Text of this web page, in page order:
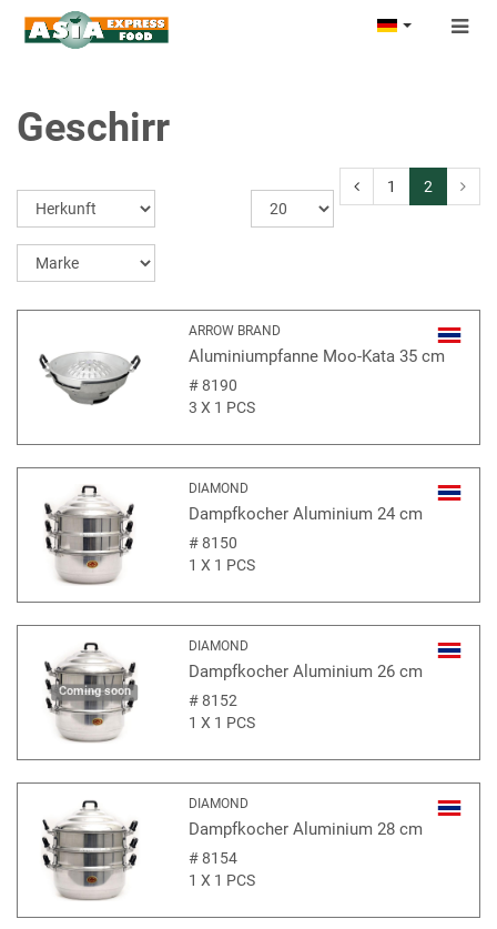
Geschirr
1 2
ARROW BRAND
Aluminiumpfanne Moo-Kata 35 cm
#8190
3 X 1 PCS
DIAMOND
Dampfkocher Aluminium 24 cm
#8150
1 X 1 PCS
Coming soon
DIAMOND
Dampfkocher Aluminium 26 cm
#8152
1 X 1 PCS
DIAMOND
Dampfkocher Aluminium 28 cm
#8154
1 X 1 PCS